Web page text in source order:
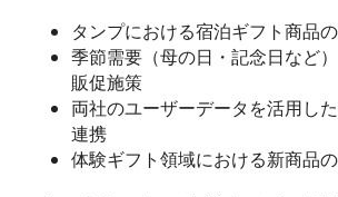
タンプにおける宿泊ギフト商品
季節需要（母の日・記念日など
販促施策
両社のユーザーデータを活用し
連携
体験ギフト領域における新商品